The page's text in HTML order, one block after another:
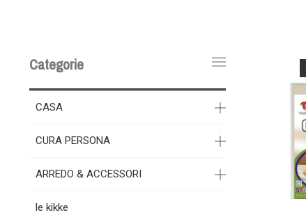
Categorie
CASA
CURA PERSONA
ARREDO & ACCESSORI
le kikke